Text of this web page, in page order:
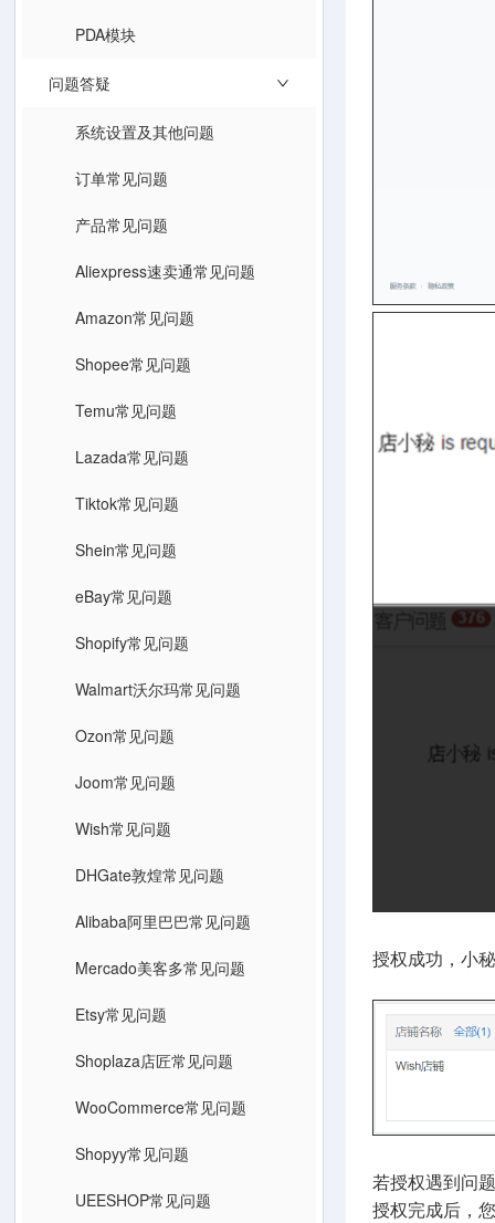
PDA模块
问题答疑
系统设置及其他问题
订单常见问题
产品常见问题
Aliexpress速卖通常见问题
Amazon常见问题
Shopee常见问题
Temu常见问题
Lazada常见问题
Tiktok常见问题
Shein常见问题
eBay常见问题
Shopify常见问题
Walmart沃尔玛常见问题
Ozon常见问题
Joom常见问题
Wish常见问题
DHGate敦煌常见问题
Alibaba阿里巴巴常见问题
Mercado美客多常见问题
Etsy常见问题
Shoplaza店匠常见问题
WooCommerce常见问题
Shopyy常见问题
UEESHOP常见问题
授权成功，小
若授权遇到问
授权完成后，